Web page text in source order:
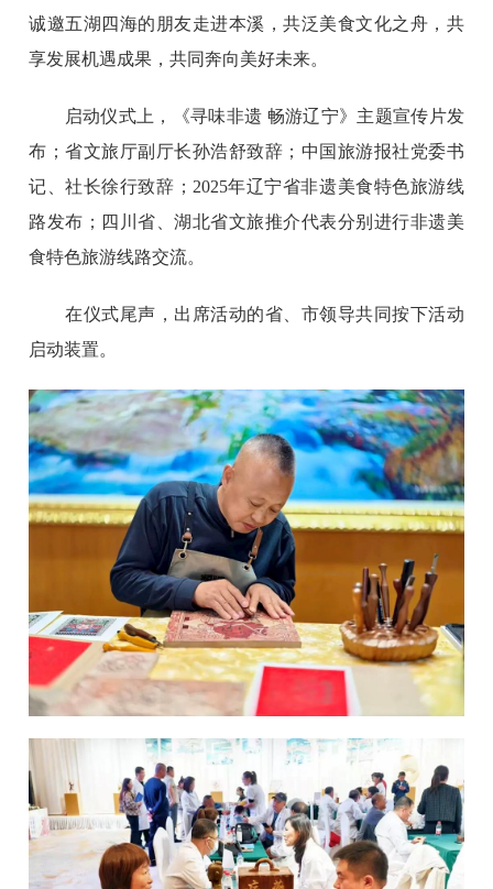
诚邀五湖四海的朋友走进本溪，共泛美食文化之舟，共
享发展机遇成果，共同奔向美好未来。
启动仪式上，《寻味非遗 畅游辽宁》主题宣传片发
布；省文旅厅副厅长孙浩舒致辞；中国旅游报社党委书
记、社长徐行致辞；2025年辽宁省非遗美食特色旅游线
路发布；四川省、湖北省文旅推介代表分别进行非遗美
食特色旅游线路交流。
在仪式尾声，出席活动的省、市领导共同按下活动
启动装置。